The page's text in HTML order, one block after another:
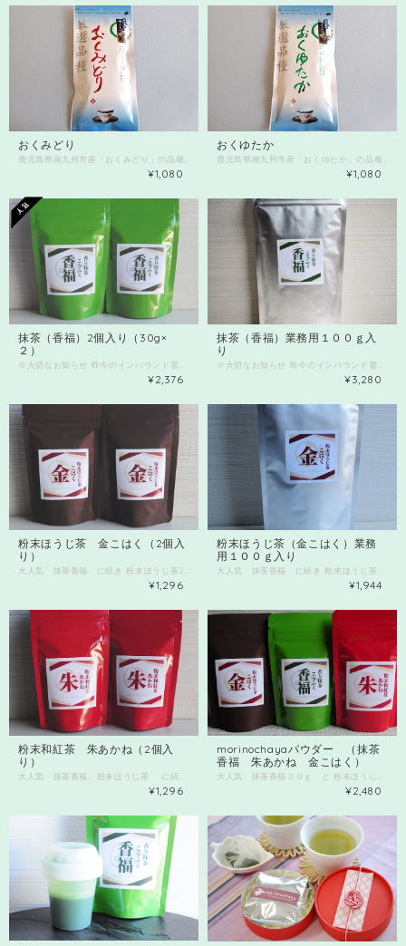
おくみどり
鹿児島県南九州市産「おくみどり」の品種です 爽やかな香り、 すっきりとしたコクのある味わいが特徴です。 80ｇ入り その他の品種茶とミックスもオススメです。 品種茶5種セットも販売中！！
¥1,080
おくゆたか
鹿児島県南九州市産「おくゆたか」の品種です 山間地での栽培に適した品種。晩生種で山間地での光明となるように命名。 葉が濃い緑色で非常に光沢があり、濃厚で個性的な香気と優れた水色が特徴。 ゆたかなコクと味わいが楽しめます。 １００ｇ入り その他の品種茶とミックスもオススメです。 品種茶5種セットも販売中！！
¥1,080
抹茶（香福）2個入り（30g×
２）
¥2,376
抹茶（香福）業務用１００ｇ入
り
¥3,280
粉末ほうじ茶 金こはく（2個入
り）
¥1,296
粉末ほうじ茶（金こはく）業務
用１００ｇ入り
¥1,944
粉末和紅茶 朱あかね（2個入
り）
¥1,296
morinochayaパウダー （抹茶
香福 朱あかね 金こはく）
¥2,480